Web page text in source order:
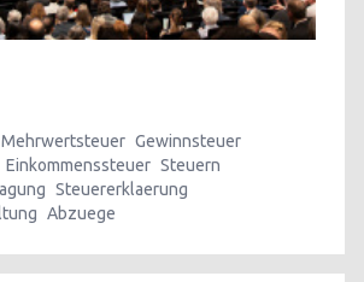
Mehrwertsteuer Gewinnsteuer
Einkommenssteuer Steuern
Steuererklaerung
Abzuege